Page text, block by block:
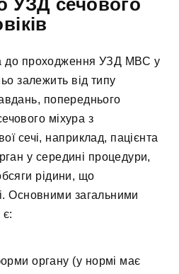
УЗД сечового
до проходження УЗД МВС у
залежить від типу
попереднього
міхура з
сечі, наприклад, пацієнта
у середині процедури,
рідини, що
Основними загальними
є:
органу (у нормі має